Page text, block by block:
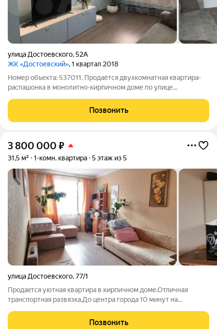
улица Достоевского,52А
ЖК «Достоевский», 1 квартал 2018
Номер объекта: 537011. Продаётся двухкомнатная квартира-
распашонка в монолитно-кирпичном доме по улице
Натяжные потолки (2.8 м2).
Позвонить
3 800 000 ₽
31,5 м² 1-комн. квартира 5 этаж из 5
улица Достоевского,77/1
Прoдaeтся уютнaя квaртира в кирпичном доме.Отличная
транспopтнaя развязка.До центpа гopoдa 10 минут на
квaртирa благoустроеннaя. Утеплённый балкoн Kухoнный
Позвонить